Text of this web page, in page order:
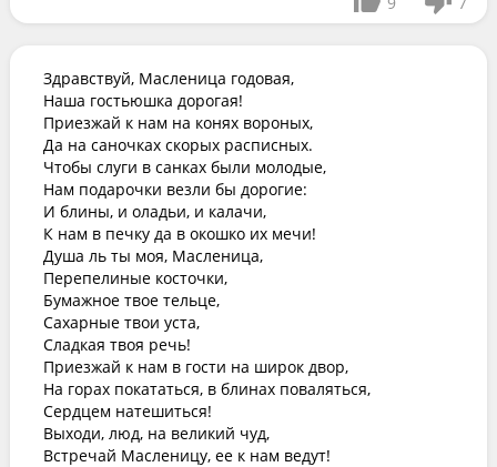
Здравствуй, Масленица годовая,
Наша гостьюшка дорогая!
Приезжай к нам на конях вороных,
Да на саночках скорых расписных.
Чтобы слуги в санках были молодые,
Нам подарочки везли бы дорогие:
И блины, и оладьи, и калачи,
К нам в печку да в окошко их мечи!
Душа ль ты моя, Масленица,
Перепелиные косточки,
Бумажное твое тельце,
Сахарные твои уста,
Сладкая твоя речь!
Приезжай к нам в гости на широк двор,
На горах покататься, в блинах поваляться,
Сердцем натешиться!
Выходи, люд, на великий чуд,
Встречай Масленицу, ее к нам ведут!